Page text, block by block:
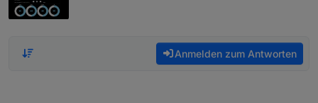
Anmelden zum Antworten